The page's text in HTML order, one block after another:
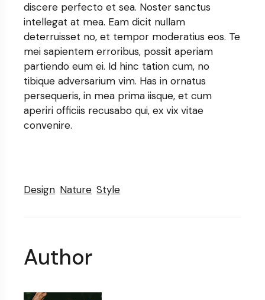
discere perfecto et sea. Noster sanctus
intellegat at mea. Eam dicit nullam
deterruisset no, et tempor moderatius eos. Te
mei sapientem erroribus, possit aperiam
partiendo eum ei. Id hinc tation cum, no
tibique adversarium vim. Has in ornatus
persequeris, in mea prima iisque, et cum
aperiri officiis recusabo qui, ex vix vitae
convenire.
Design Nature Style
Author